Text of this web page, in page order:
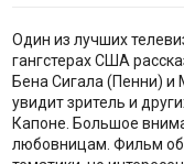
Один из лучших
гангстерах США
Бена Сигала (Пенни)
увидит зритель и
Капоне. Большое
любовницам. Фильм